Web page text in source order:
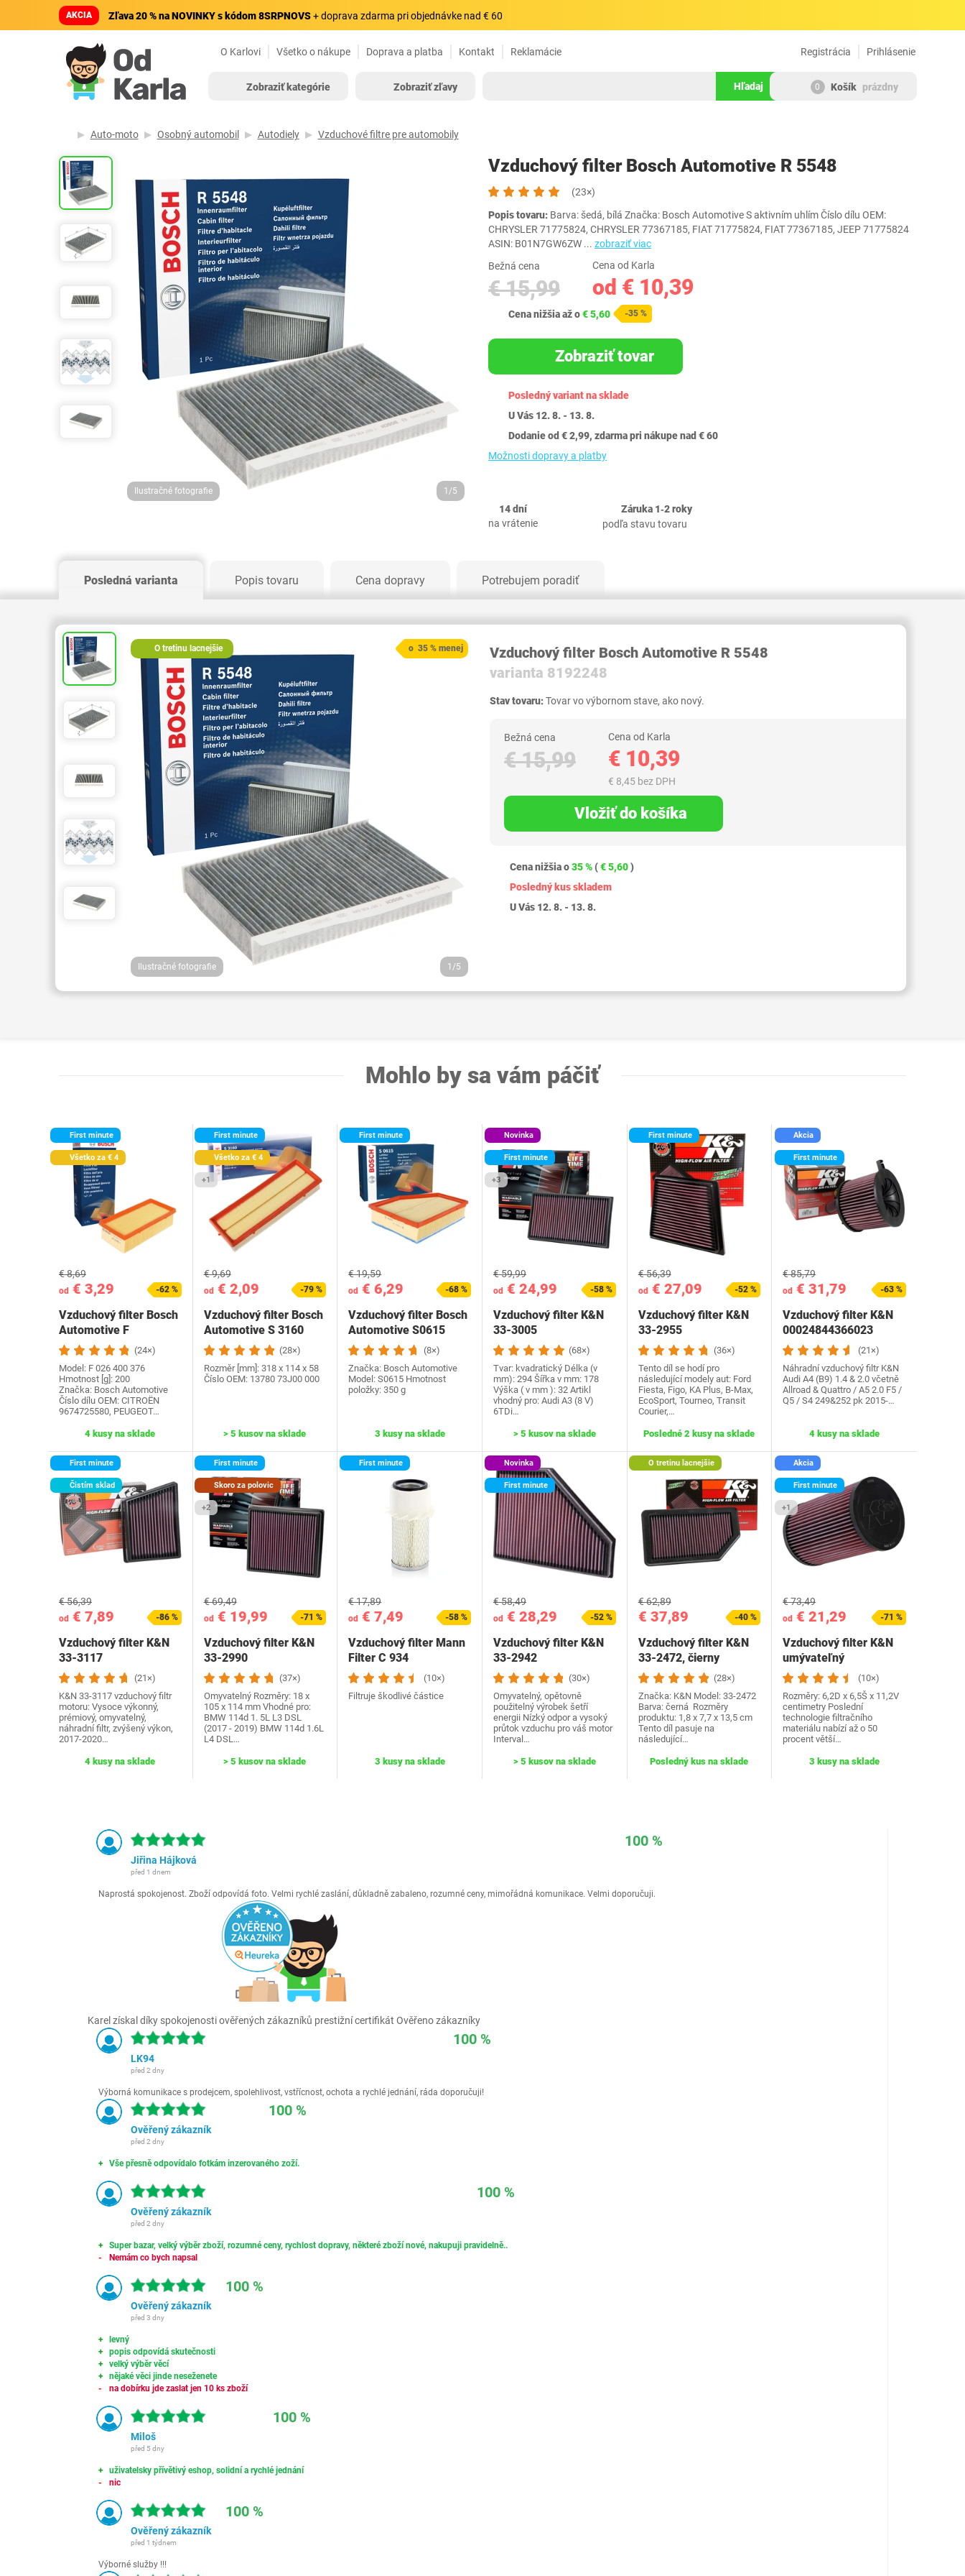
AKCIA Zľava 20 % na NOVINKY s kódom 8SRPNOVS+ doprava zdarma pri objednávke nad € 60
O Karlovi Všetko o nákupe Doprava a platba Kontakt Reklamácie Prihlásenie
Registrácia
Zobraziť kategórie Zobraziť zľavy Hľadaj 0 Košík prázdny
Auto-moto Osobný automobil Autodiely Vzduchové filtre pre automobily
Ilustračné fotografie 1/5
Vzduchový filter Bosch Automotive R 5548
(23×)
Popis tovaru: Barva: šedá, bílá Značka: Bosch Automotive S aktivním uhlím Číslo dílu OEM‎:
CHRYSLER 71775824, CHRYSLER 77367185, FIAT 71775824, FIAT 77367185, JEEP 71775824
ASIN: B01N7GW6ZW ... zobraziť viac
Bežná cena
€ 15,99
Cena od Karla
od € 10,39
Cena nižšia až o€ 5,60 -35 %
Zobraziť tovar
Posledný variant na sklade
U Vás 12. 8. - 13. 8.
Dodanie od € 2,99, zdarma pri nákupe nad € 60
Možnosti dopravy a platby
14 dní
na vrátenie
Záruka 1‐2 roky
podľa stavu tovaru
Posledná varianta Popis tovaru Cena dopravy Potrebujem poradiť
O tretinu lacnejšie
Ilustračné fotografie 1/5
o 35 % menej
Vzduchový filter Bosch Automotive R 5548
varianta 8192248
Stav tovaru:Tovar vo výbornom stave, ako nový.
Bežná cena
€ 15,99
Cena od Karla
€ 10,39
€ 8,45 bez DPH
Vložiť do košíka
Cena nižšia o35 % (€ 5,60)
Posledný kus skladem
U Vás 12. 8. - 13. 8.
Mohlo by sa vám páčiť
First minute
Všetko za € 4
od € 3,29
€ 8,69
-62 %
Vzduchový filter Bosch
Automotive F
026400376
(24×)
Model: F 026 400 376
Hmotnost [g]: 200
Značka: ‎Bosch Automotive
Číslo dílu OEM: ‎CITROËN
9674725580, PEUGEOT…
4 kusy na sklade
First minute
Všetko za € 4
+1
od€ 2,09
€ 9,69
-79 %
Vzduchový filter Bosch
Automotive S 3160
(28×)
Rozměr [mm]: 318 x 114 x 58
Číslo OEM: ‎13780 73J00 000
> 5 kusov na sklade
First minute
od € 6,29
€ 19,59
-68 %
Vzduchový filter Bosch
Automotive S0615
(8×)
Značka: Bosch Automotive
Model: S0615 Hmotnost
položky‎: 350 g
3 kusy na sklade
Novinka
First minute
+3
od€ 24,99
€ 59,99
-58 %
Vzduchový filter K&N
33-3005
(68×)
Tvar: kvadratický Délka (v
mm): 294 Šířka v mm: 178
Výška ( v mm ): 32 Artikl
vhodný pro: Audi A3 (8 V)
6TDi…
> 5 kusov na sklade
First minute
od€ 27,09
€ 56,39
-52 %
Vzduchový filter K&N
33-2955
(36×)
Tento díl se hodí pro
následující modely aut: Ford
Fiesta, Figo, KA Plus, B-Max,
EcoSport, Tourneo, Transit
Courier,…
Posledné 2 kusy na sklade
Akcia
First minute
od € 31,79
€ 85,79
-63 %
Vzduchový filter K&N
00024844366023
(21×)
Náhradní vzduchový filtr K&N
Audi A4 (B9) 1.4 & 2.0 včetně
Allroad & Quattro / A5 2.0 F5 /
Q5 / S4 249&252 pk 2015-…
4 kusy na sklade
First minute
Čistím sklad
od € 7,89
€ 56,39
-86 %
Vzduchový filter K&N
33-3117
(21×)
K&N 33-3117 vzduchový filtr
motoru: Vysoce výkonný,
prémiový, omyvatelný,
náhradní filtr, zvýšený výkon,
2017-2020…
4 kusy na sklade
First minute
Skoro za polovic
+2
od€ 19,99
€ 69,49
-71 %
Vzduchový filter K&N
33-2990
(37×)
Omyvatelný Rozměry: 18 x
105 x 114 mm Vhodné pro:
BMW 114d 1. 5L L3 DSL
(2017 - 2019) BMW 114d 1.6L
L4 DSL…
> 5 kusov na sklade
First minute
od € 7,49
€ 17,89
-58 %
Vzduchový filter Mann
Filter C 934
(10×)
Filtruje škodlivé částice
3 kusy na sklade
Novinka
First minute
od€ 28,29
€ 58,49
-52 %
Vzduchový filter K&N
33-2942
(30×)
Omyvatelný, opětovně
použitelný výrobek šetří
energii Nízký odpor a vysoký
průtok vzduchu pro váš motor
Interval…
> 5 kusov na sklade
O tretinu lacnejšie
€ 37,89
€ 62,89
-40 %
Vzduchový filter K&N
33-2472, čierny
(28×)
Značka: K&N Model: 33-2472
Barva: černá Rozměry
produktu‎: 1,8 x 7,7 x 13,5 cm
Tento díl pasuje na
následující…
Posledný kus na sklade
Akcia
First minute
+1
od € 21,29
€ 73,49
-71 %
Vzduchový filter K&N
umývateľný
(10×)
Rozměry: 6,2D x 6,5Š x 11,2V
centimetry Poslední
technologie filtračního
materiálu nabízí až o 50
procent větší…
3 kusy na sklade
100 %
Jiřina Hájková
před 1 dnem
Naprostá spokojenost. Zboží odpovídá foto. Velmi rychlé zaslání, důkladně zabaleno, rozumné ceny, mimořádná komunikace. Velmi doporučuji.
Karel získal díky spokojenosti ověřených zákazníků prestižní certifikát Ověřeno zákazníky
100 %
LK94
před 2 dny
Výborná komunikace s prodejcem, spolehlivost, vstřícnost, ochota a rychlé jednání, ráda doporučuji!
100 %
Ověřený zákazník
před 2 dny
Vše přesně odpovídalo fotkám inzerovaného zoží.
100 %
Ověřený zákazník
před 2 dny
Super bazar, velký výběr zboží, rozumné ceny, rychlost dopravy, některé zboží nové, nakupuji pravidelně..
Nemám co bych napsal
100 %
Ověřený zákazník
před 3 dny
levný
popis odpovídá skutečnosti
velký výběr věcí
nějaké věci jinde neseženete
na dobírku jde zaslat jen 10 ks zboží
100 %
Miloš
před 5 dny
uživatelsky přívětivý eshop, solidní a rychlé jednání
nic
100 %
Ověřený zákazník
před 1 týdnem
Výborné služby !!!